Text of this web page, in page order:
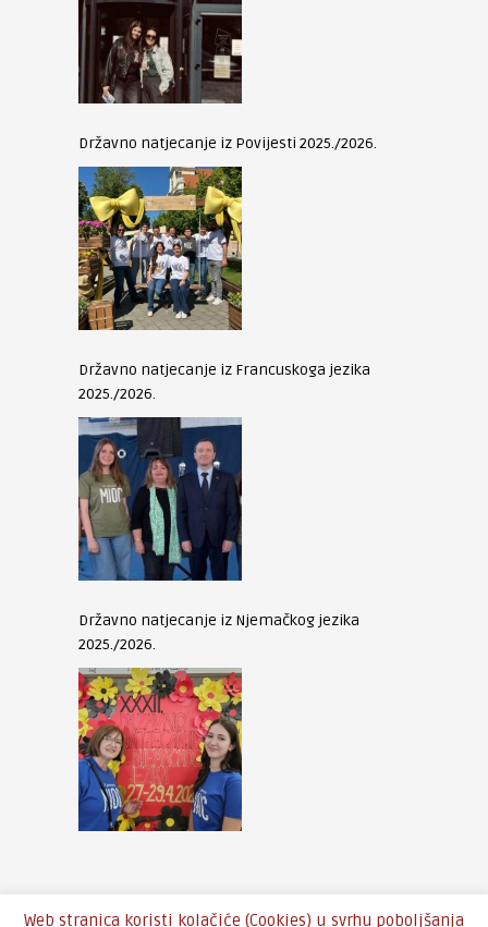
Državno natjecanje iz Povijesti 2025./2026.
Državno natjecanje iz Francuskoga jezika
2025./2026.
Državno natjecanje iz Njemačkog jezika
2025./2026.
Web stranica koristi kolačiće (Cookies) u svrhu poboljšanja